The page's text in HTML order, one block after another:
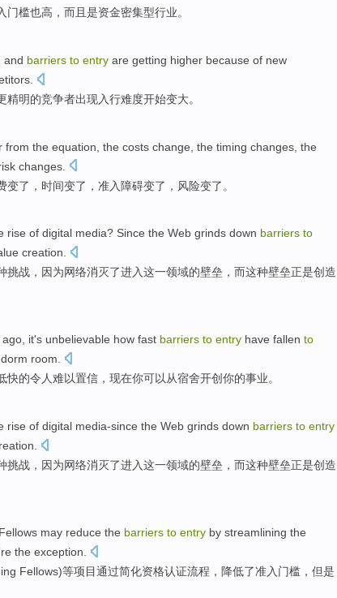
门槛也高 ， 而且 是资金密集型行业。
and barriers to entry are getting higher because of new
精明的竞争者出现入行难度开始变大。
from the equation , the costs change , the timing changes , the
changes.
变了 ， 时间变了， 准入障碍变了， 风险变了。
rise of digital media? Since the Web grinds down barriers to
creation.
挑战 ， 因为网络消灭了进入这一领域的壁垒 ，而这种壁垒正是创造
ago it's unbelievable how fast barriers to entry have fallen to
dorm room
快的令人难以置信， 现在你可以 从宿舍开创你的事业。
rise of digital media-since the Web grinds down barriers to entry
挑战 ，因为网络消灭了进入这一领域的壁垒 ，而这种壁垒正是创造
Fellows may reduce the barriers to entry by streamlining the
the exception
Fellows)等项目通过简化资格认证流程 ， 降低了准入 门槛 ， 但是